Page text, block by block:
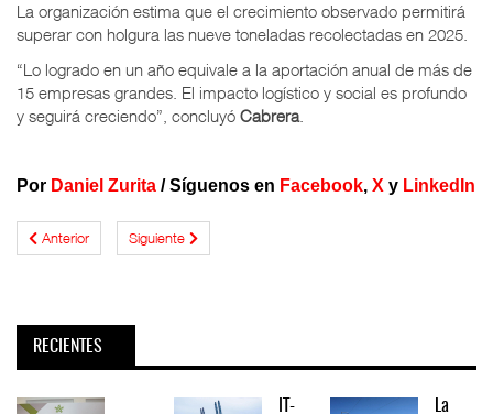
La organización estima que el crecimiento observado permitirá
superar con holgura las nueve toneladas recolectadas en 2025.
“Lo logrado en un año equivale a la aportación anual de más de
15 empresas grandes. El impacto logístico y social es profundo
y seguirá creciendo”, concluyó Cabrera.
Por Daniel Zurita /Síguenos en Facebook, X y LinkedIn
Anterior Siguiente
RECIENTES
IT- La